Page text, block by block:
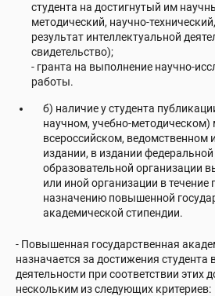
студента на достигнутый им
методический, научно-
результат интеллектуальной
свидетельство);
- гранта на выполнение научно-
работы.
б) наличие у студента
научном, учебно-
всероссийском, ведомственном
издании, в издании федеральной
образовательной организации
или иной организации в
назначению повышенной
академической стипендии.
- Повышенная государственная
назначается за достижения студента
деятельности при соответствии этих
нескольким из следующих критериев: